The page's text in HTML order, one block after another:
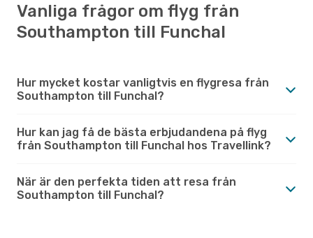
Vanliga frågor om flyg från
Southampton till Funchal
Hur mycket kostar vanligtvis en flygresa från
Southampton till Funchal?
Hur kan jag få de bästa erbjudandena på flyg
från Southampton till Funchal hos Travellink?
När är den perfekta tiden att resa från
Southampton till Funchal?